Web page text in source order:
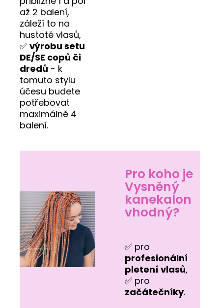
až 2 balení,
záleží to na
hustotě vlasů,
✅ výrobu setu
DE/SE copů či
dredů - k
tomuto stylu
účesu budete
potřebovat
maximálně 4
balení.
Pro koho je
Vysněný
kanekalon
vhodný?
✅ pro
profesionální
pletení vlasů,
✅ pro
začátečníky.